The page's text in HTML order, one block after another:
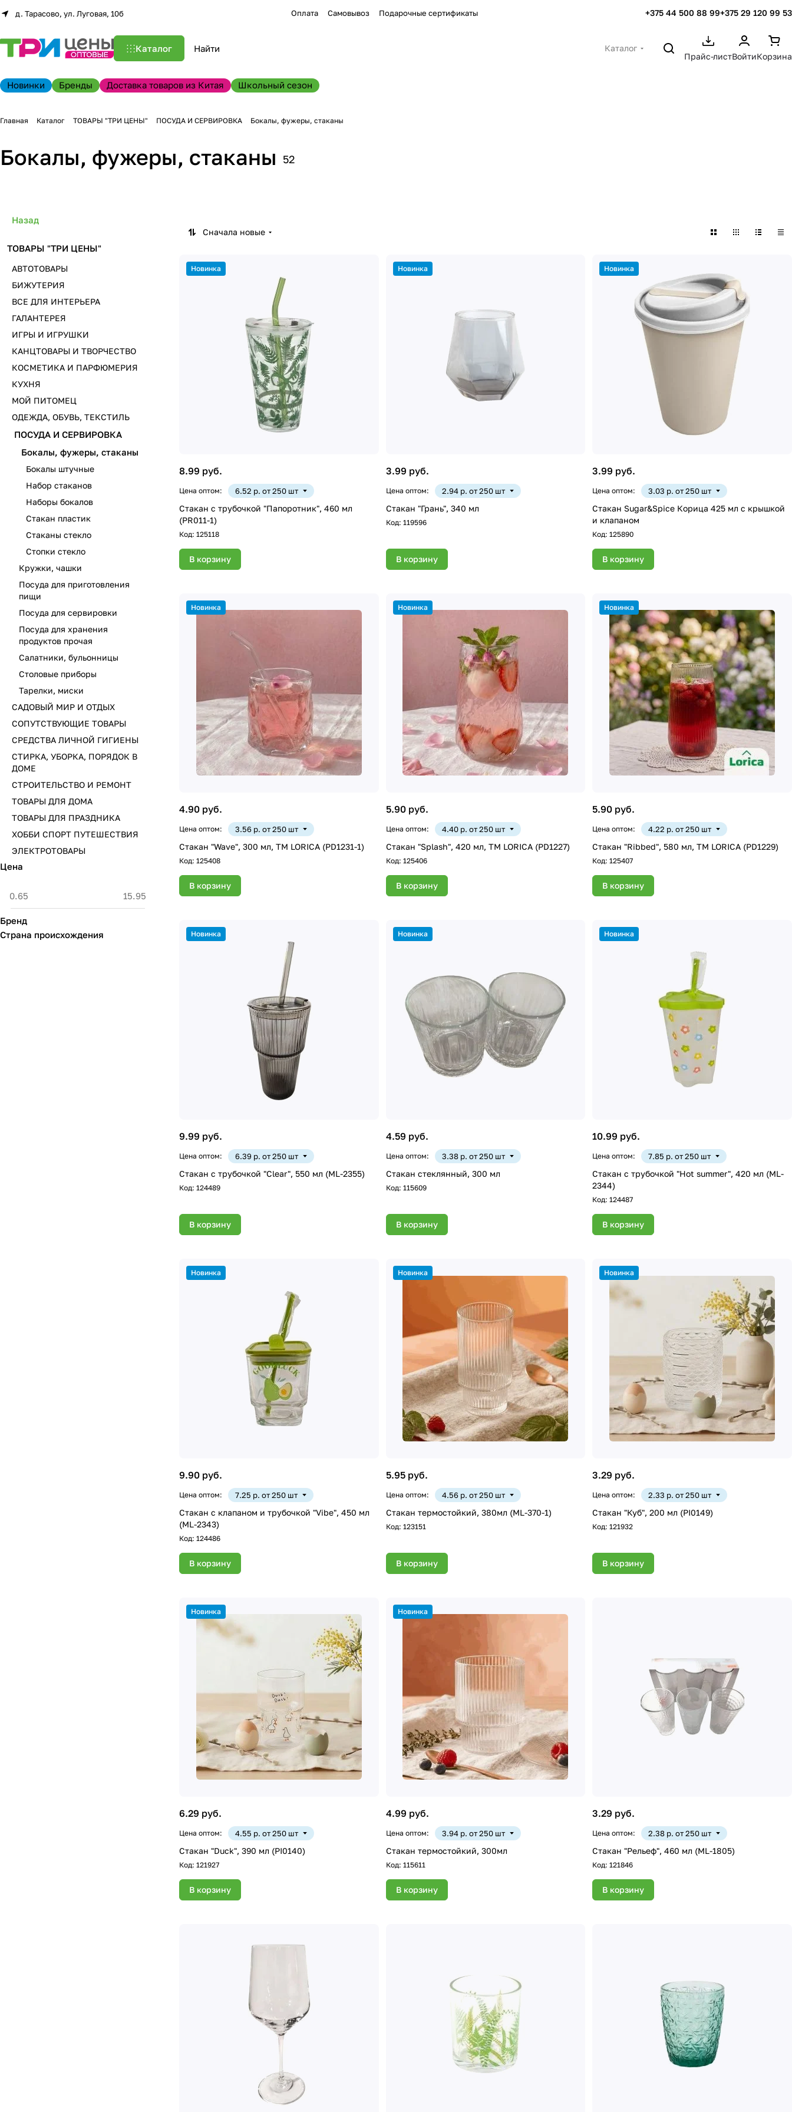
д. Тарасово, ул. Луговая, 10б Оплата Самовывоз Подарочные сертификаты +375 44 500 88 99+375 29 120 99 53
Каталог
Каталог
Прайс-листВойтиКорзина
Новинки Бренды Доставка товаров из Китая Школьный сезон
Главная Каталог ТОВАРЫ "ТРИ ЦЕНЫ" ПОСУДА И СЕРВИРОВКА Бокалы, фужеры, стаканы
Бокалы, фужеры, стаканы 52
Сначала новые
Новинка
8.99 руб.
Цена оптом: 6.52 р. от 250 шт
Стакан с трубочкой "Папоротник", 460 мл
(PR011-1)
Код: 125118
В корзину
Новинка
3.99 руб.
Цена оптом: 2.94 р. от 250 шт
Стакан "Грань", 340 мл
Код: 119596
В корзину
Новинка
3.99 руб.
Цена оптом: 3.03 р. от 250 шт
Стакан Sugar&Spice Корица 425 мл с крышкой
и клапаном
Код:125890
В корзину
Новинка
4.90 руб.
Цена оптом: 3.56 р. от 250 шт
Стакан "Wave", 300 мл, ТМ LORICA (PD1231-1)
Код: 125408
В корзину
Новинка
5.90 руб.
Цена оптом: 4.40 р. от 250 шт
Стакан "Splash", 420 мл, ТМ LORICA (PD1227)
Код: 125406
В корзину
Новинка
5.90 руб.
Цена оптом: 4.22 р. от 250 шт
Стакан "Ribbed", 580 мл, ТМ LORICA (PD1229)
Код:125407
В корзину
Новинка
9.99 руб.
Цена оптом: 6.39 р. от 250 шт
Стакан с трубочкой "Clear", 550 мл (ML-2355)
Код: 124489
В корзину
Новинка
4.59 руб.
Цена оптом: 3.38 р. от 250 шт
Стакан стеклянный, 300 мл
Код: 115609
В корзину
Новинка
10.99 руб.
Цена оптом: 7.85 р. от 250 шт
Стакан с трубочкой "Hot summer", 420 мл (ML-
2344)
Код:124487
В корзину
Новинка
9.90 руб.
Цена оптом: 7.25 р. от 250 шт
Стакан с клапаном и трубочкой "Vibe", 450 мл
(ML-2343)
Код: 124486
В корзину
Новинка
5.95 руб.
Цена оптом: 4.56 р. от 250 шт
Стакан термостойкий, 380мл (ML-370-1)
Код: 123151
В корзину
Новинка
3.29 руб.
Цена оптом: 2.33 р. от 250 шт
Стакан "Куб", 200 мл (PI0149)
Код:121932
В корзину
Новинка
6.29 руб.
Цена оптом: 4.55 р. от 250 шт
Стакан "Duck", 390 мл (PI0140)
Код: 121927
В корзину
Новинка
4.99 руб.
Цена оптом: 3.94 р. от 250 шт
Стакан термостойкий, 300мл
Код: 115611
В корзину
3.29 руб.
Цена оптом: 2.38 р. от 250 шт
Стакан "Рельеф", 460 мл (ML-1805)
Код:121846
В корзину
Назад
ТОВАРЫ "ТРИ ЦЕНЫ"
АВТОТОВАРЫ
БИЖУТЕРИЯ
ВСЕ ДЛЯ ИНТЕРЬЕРА
ГАЛАНТЕРЕЯ
ИГРЫ И ИГРУШКИ
КАНЦТОВАРЫ И ТВОРЧЕСТВО
КОСМЕТИКА И ПАРФЮМЕРИЯ
КУХНЯ
МОЙ ПИТОМЕЦ
ОДЕЖДА, ОБУВЬ, ТЕКСТИЛЬ
ПОСУДА И СЕРВИРОВКА
Бокалы, фужеры, стаканы
Бокалы штучные
Набор стаканов
Наборы бокалов
Стакан пластик
Стаканы стекло
Стопки стекло
Кружки, чашки
Посуда для приготовления
пищи
Посуда для сервировки
Посуда для хранения
продуктов прочая
Салатники, бульонницы
Столовые приборы
Тарелки, миски
САДОВЫЙ МИР И ОТДЫХ
СОПУТСТВУЮЩИЕ ТОВАРЫ
СРЕДСТВА ЛИЧНОЙ ГИГИЕНЫ
СТИРКА, УБОРКА, ПОРЯДОК В
ДОМЕ
СТРОИТЕЛЬСТВО И РЕМОНТ
ТОВАРЫ ДЛЯ ДОМА
ТОВАРЫ ДЛЯ ПРАЗДНИКА
ХОББИ СПОРТ ПУТЕШЕСТВИЯ
ЭЛЕКТРОТОВАРЫ
Цена
Бренд
Страна происхождения